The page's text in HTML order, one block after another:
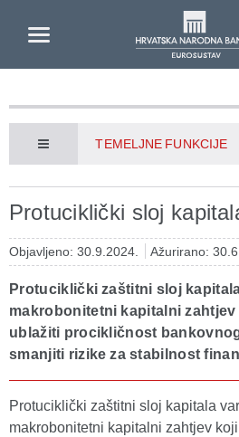
TEMELJNE FUNKCIJE
Protuciklički sloj
Objavljeno: 30.9.2024. Ažurirano:
Protuciklički zaštitni sloj
makrobonitetni kapitalni
ublažiti procikličnost
smanjiti rizike za stabilnost
Protuciklički zaštitni sloj kapitala
makrobonitetni kapitalni zahtjev